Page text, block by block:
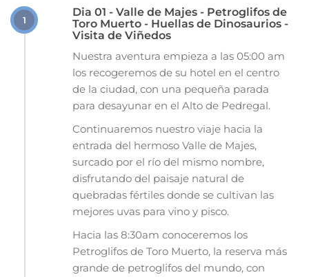
1
Dia 01 - Valle de Majes - Petroglifos de
Toro Muerto - Huellas de Dinosaurios -
Visita de Viñedos
Nuestra aventura empieza a las 05:00 am
los recogeremos de su hotel en el centro
de la ciudad, con una pequeña parada
para desayunar en el Alto de Pedregal.
Continuaremos nuestro viaje hacia la
entrada del hermoso Valle de Majes,
surcado por el río del mismo nombre,
disfrutando del paisaje natural de
quebradas fértiles donde se cultivan las
mejores uvas para vino y pisco.
Hacia las 8:30am conoceremos los
Petroglifos de Toro Muerto, la reserva más
grande de petroglifos del mundo, con